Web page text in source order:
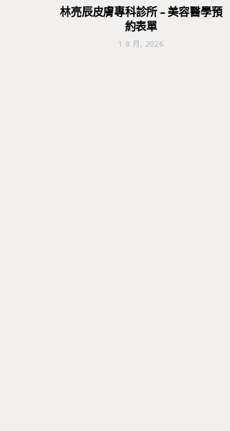
林亮辰皮膚專科診所 – 美容醫學預
約表單
1 8 月, 2026